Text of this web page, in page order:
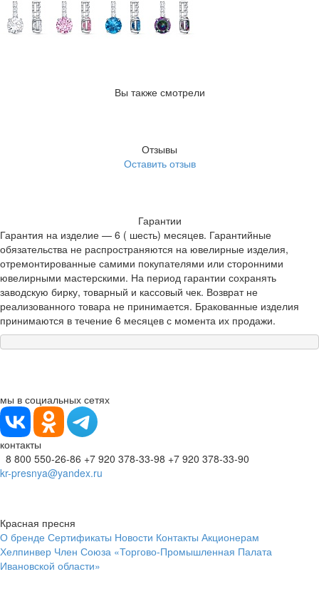
Вы также смотрели
Отзывы
Оставить отзыв
Гарантии
Гарантия на изделие — 6 ( шесть) месяцев. Гарантийные
обязательства не распространяются на ювелирные изделия,
отремонтированные самими покупателями или сторонними
ювелирными мастерскими. На период гарантии сохранять
заводскую бирку, товарный и кассовый чек. Возврат не
реализованного товара не принимается. Бракованные изделия
принимаются в течение 6 месяцев с момента их продажи.
мы в социальных сетях
контакты
8 800 550-26-86 +7 920 378-33-98 +7 920 378-33-90
kr-presnya@yandex.ru
Красная пресня
О бренде Сертификаты Новости Контакты Акционерам
Хелпинвер Член Союза «Торгово-Промышленная Палата
Ивановской области»